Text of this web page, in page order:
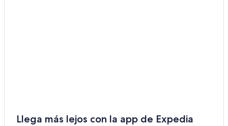
Llega más lejos con la app de Expedia